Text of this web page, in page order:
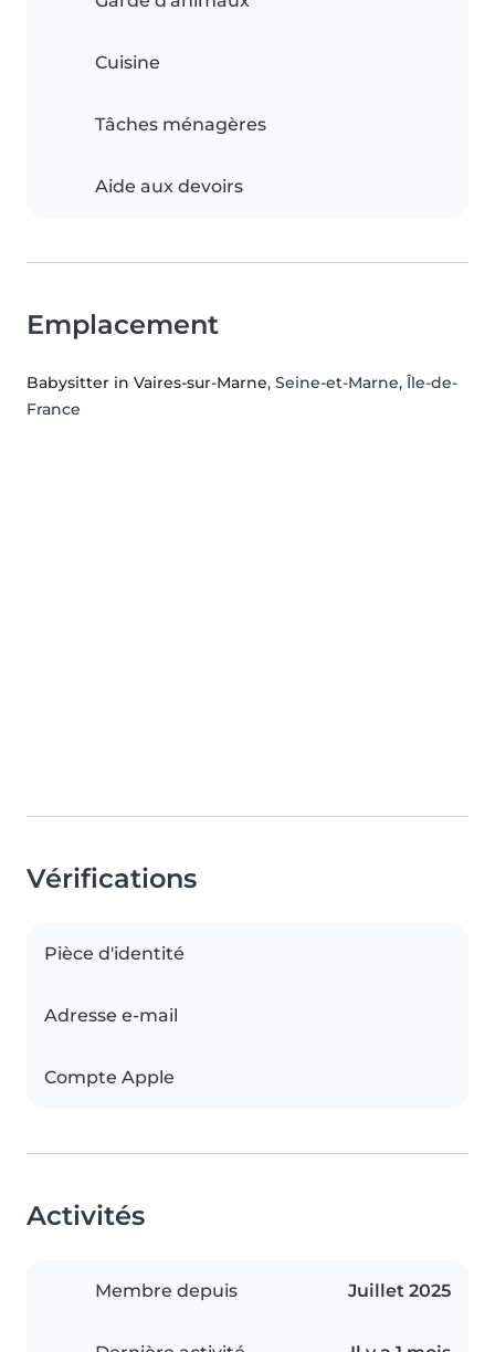
Cuisine
Tâches ménagères
Aide aux devoirs
Emplacement
Babysitter in Vaires-sur-Marne, Seine-et-Marne, Île-de-
France
Vérifications
Pièce d'identité
Adresse e-mail
Compte Apple
Activités
Membre depuis Juillet 2025